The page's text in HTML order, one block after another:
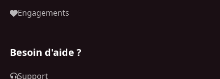
Engagements
Besoin d'aide ?
Support